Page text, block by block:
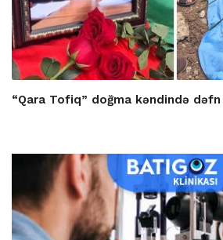
“Qara Tofiq” doğma kəndində